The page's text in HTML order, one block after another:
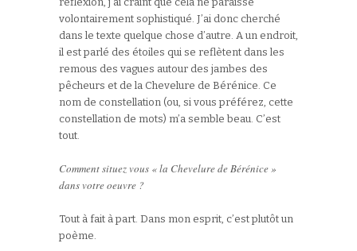
volontairement sophistiqué. J’ai donc cherché
dans le texte quelque chose d’autre. A un endroit,
il est parlé des étoiles qui se reflètent dans les
remous des vagues autour des jambes des
pêcheurs et de la Chevelure de Bérénice. Ce
nom de constellation (ou, si vous préférez, cette
constellation de mots) m’a semble beau. C’est
tout.
Comment situez vous « la Chevelure de Bérénice »
dans votre oeuvre ?
Tout à fait à part. Dans mon esprit, c’est plutôt un
poème.